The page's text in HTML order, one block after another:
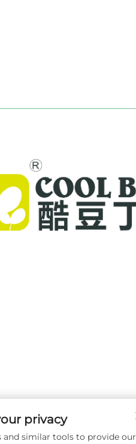
privacy
and similar tools to provide our